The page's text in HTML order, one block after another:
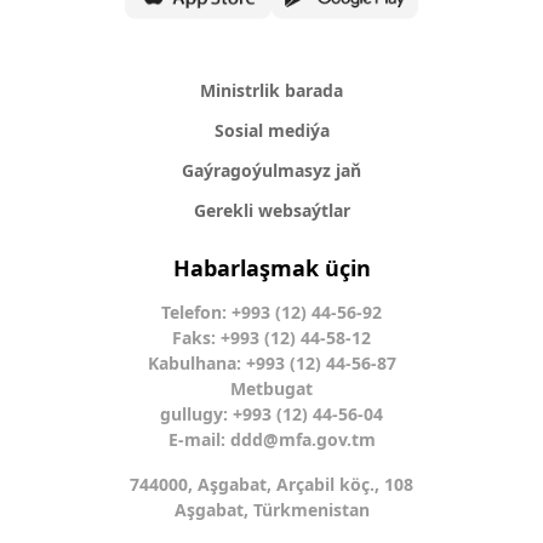
Ministrlik barada
Sosial mediýa
Gaýragoýulmasyz jaň
Gerekli websaýtlar
Habarlaşmak üçin
Telefon: +993 (12) 44-56-92
Faks: +993 (12) 44-58-12
Kabulhana: +993 (12) 44-56-87
Metbugat
gullugy: +993 (12) 44-56-04
E-mail: ddd@mfa.gov.tm
744000, Aşgabat, Arçabil köç., 108
Aşgabat, Türkmenistan